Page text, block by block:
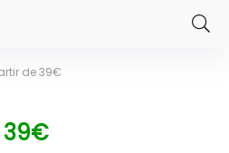
de 39€
39€